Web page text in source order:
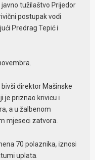
tužilaštvo Prijedor
postupak vodi
Predrag Tepić i
direktor Mašinske
je priznao krivicu i
a u žalbenom
mjeseci zatvora.
70 polaznika, iznosi
uplata.